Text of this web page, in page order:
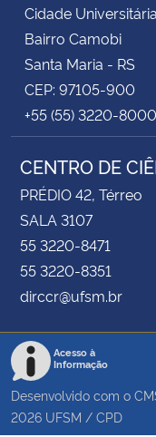
Cidade Universitária
Bairro Camobi
Santa Maria - RS
CEP: 97105-900
+55 (55) 3220-8000
CENTRO DE
PRÉDIO 42, Térreo
SALA 3107
55 3220-8471
55 3220-8351
dirccr@ufsm.br
Acesso à
Informação
Desenvolvido com o
2026 UFSM / CPD